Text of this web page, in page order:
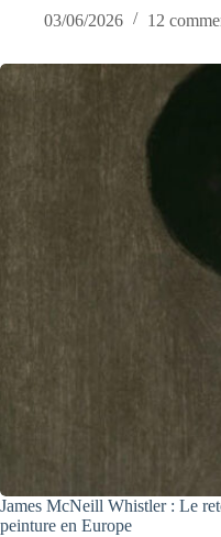
03/06/2026
12
James McNeill Whistler : Le
peinture en Europe